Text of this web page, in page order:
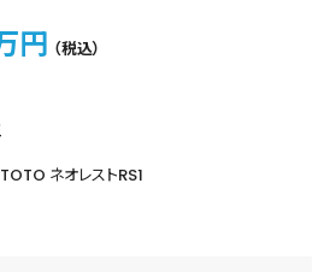
円 （税込）
TOTO ネオレストRS1